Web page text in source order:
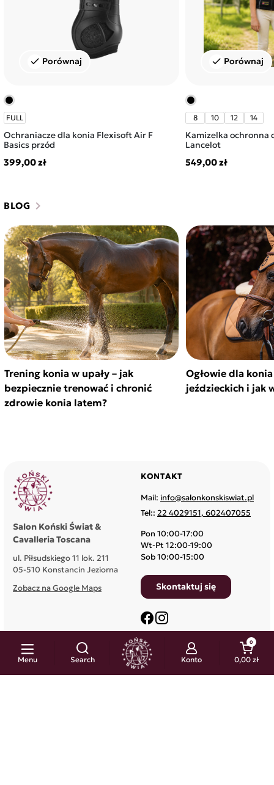
Menu Search Konto
0
0,00 zł
check Porównaj
FULL
Ochraniacze dla konia Flexisoft Air F
Basics przód
399,00 zł
check Porównaj
8 10 12 14
Kamizelka ochronna
Lancelot
549,00 zł
BLOG chevron_right
Trening konia w upały – jak
bezpiecznie trenować i chronić
zdrowie konia latem?
Ogłowie dla
jeździeckich i jak
Salon Koński Świat &
Cavalleria Toscana
ul. Piłsudskiego 11 lok. 211
05-510 Konstancin Jeziorna
Zobacz na Google Maps
ZAKUPY 

KONTAKT
Mail: info@salonkonskiswiat.pl
Tel:: 22 4029151, 602407055
Pon 10:00-17:00
Wt-Pt 12:00-19:00
Sob 10:00-15:00
Skontaktuj się
Facebook
Instagram